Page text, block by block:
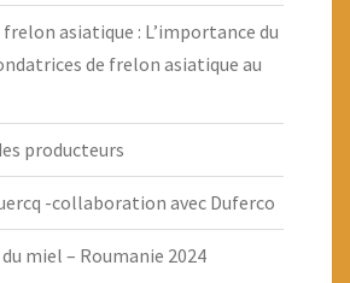
asiatique : L’importance du
de frelon asiatique au
producteurs
-collaboration avec Duferco
miel – Roumanie 2024